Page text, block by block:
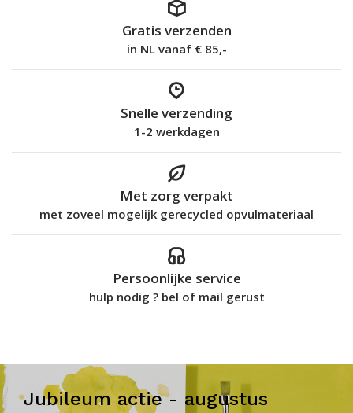
Gratis verzenden
in NL vanaf € 85,-
Snelle verzending
1-2 werkdagen
Met zorg verpakt
met zoveel mogelijk gerecycled opvulmateriaal
Persoonlijke service
hulp nodig ? bel of mail gerust
Jubileum actie - augustus